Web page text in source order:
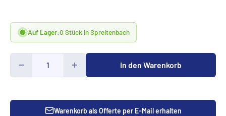
Auf Lager:0 Stück in Spreitenbach
In den Warenkorb
Warenkorb als Offerte per E-Mail erhalten